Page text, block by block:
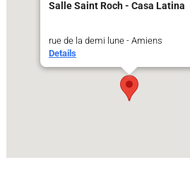
Salle Saint Roch - Casa Latina
rue de la demi lune - Amiens
Details